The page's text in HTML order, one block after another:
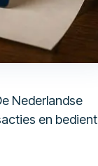
Nederlandse
en bedient